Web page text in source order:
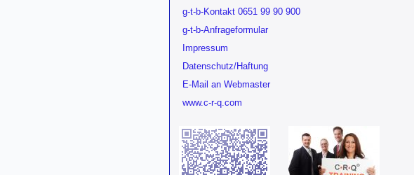
g-t-b-Kontakt 0651 99 90 900
g-t-b-Anfrageformular
Impressum
Datenschutz/Haftung
E-Mail an Webmaster
www.c-r-q.com